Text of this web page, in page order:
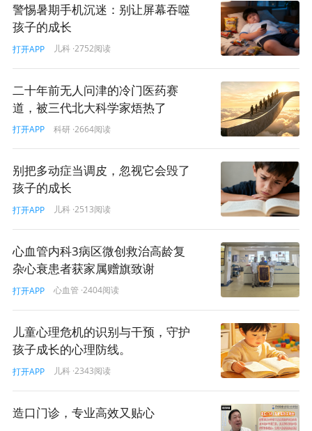
警惕暑期手机沉迷：别让屏幕吞噬
孩子的成长
打开APP 儿科 ·2752阅读
二十年前无人问津的冷门医药赛
道，被三代北大科学家焐热了
打开APP 科研 ·2664阅读
别把多动症当调皮，忽视它会毁了
孩子的成长
打开APP 儿科 ·2513阅读
心血管内科3病区微创救治高龄复
杂心衰患者获家属赠旗致谢
打开APP 心血管 ·2404阅读
儿童心理危机的识别与干预，守护
孩子成长的心理防线。
打开APP 儿科 ·2343阅读
造口门诊，专业高效又贴心